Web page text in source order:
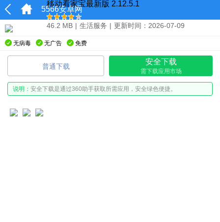
5566安卓网
移动看家宝最新版 2.12.5.1
46.2 MB | 生活服务 | 更新时间：2026-07-09
无病毒 无广告 免费
普通下载
安全下载
需下载应用市场
说明： 安全下载是通过360助手获取所需应用，安全绿色便捷。